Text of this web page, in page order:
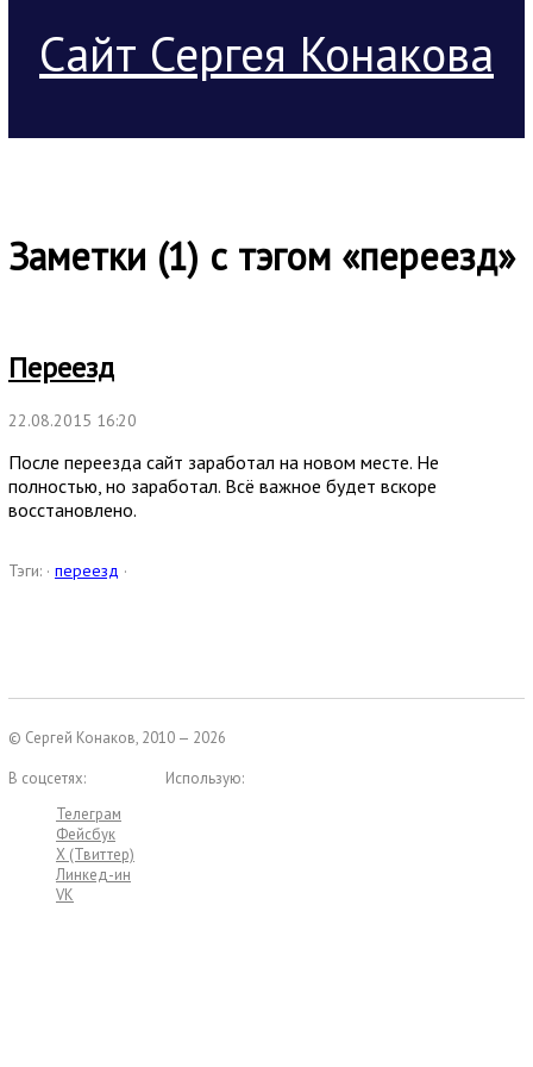
Сайт Сергея Конакова
Заметки (1) с тэгом «переезд»
Переезд
22.08.2015 16:20
После переезда сайт заработал на новом месте. Не
полностью, но заработал. Всё важное будет вскоре
восстановлено.
Тэги: · переезд ·
© Сергей Конаков, 2010 — 2026
В соцсетях:
Телеграм
Фейсбук
X (Твиттер)
Линкед-ин
VK
Использую: